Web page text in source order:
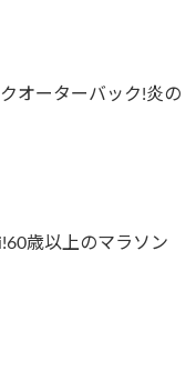
オーターバック!炎の
歳以上のマラソン